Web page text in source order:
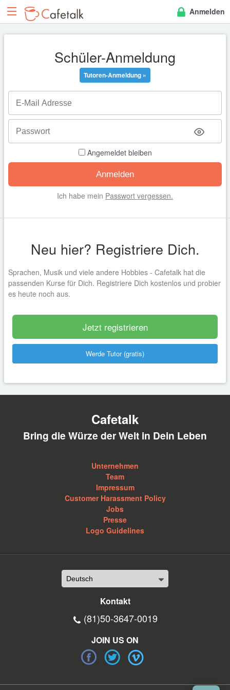
Anmelden
Schüler-Anmeldung
Tutoren-Anmeldung »
Angemeldet bleiben
Ich habe mein Passwort vergessen.
Neu hier? Registriere Dich.
Sprachen, Musik und viele andere Hobbies - Cafetalk hat die
passenden Kurse für Dich. Registriere Dich kostenlos und probier
es heute noch aus.
Jetzt registrieren
Werde Tutor (gratis)
Cafetalk
Bring die Würze der Welt in Dein Leben
Unternehmen
Team
Impressum
Customer Harassment Policy
Jobs
Presse
Logo Guidelines
Kontakt
(81)50-3647-0019
JOIN US ON